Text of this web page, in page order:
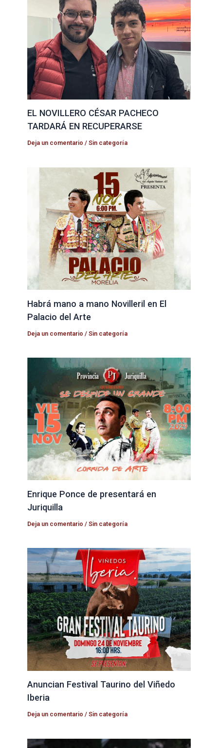
EL NOVILLERO CÉSAR PACHECO
TARDARÁ EN RECUPERARSE
Deja un comentario /Sin categoría
Habrá mano a mano Novilleril en El
Palacio del Arte
Deja un comentario /Sin categoría
Enrique Ponce de presentará en
Juriquilla
Deja un comentario /Sin categoría
Anuncian Festival Taurino del Viñedo
Iberia
Deja un comentario /Sin categoría